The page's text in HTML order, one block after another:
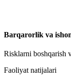
Barqarorlik va
Risklarni boshqarish
Faoliyat natijalari